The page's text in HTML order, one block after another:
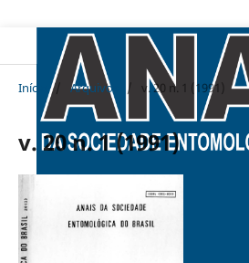
Início / Arquivos / v. 20 n. 1 (1991)
v. 20 n. 1 (1991)